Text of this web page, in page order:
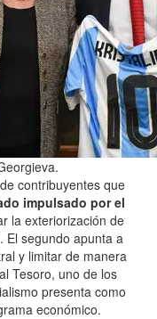
contribuyentes que
impulsado por el
la exteriorización de
. El segundo apunta a
y limitar de manera
Tesoro, uno de los
presenta como
económico.